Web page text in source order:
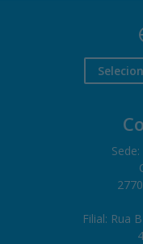
Filial: Rua